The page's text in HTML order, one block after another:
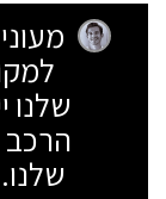
שלנו
הרכב
שלנו.